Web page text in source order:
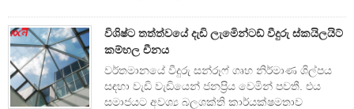
විශිෂ්ට තත්ත්වයේ දැඩි ලැමිෙන්ටඩ් වීදුරු ස්කයිලයිට්
කම්හල චීනය
වර්තමානයේ වීදුරු සන්රූෆ් ගෘහ නිර්මාණ ශිල්පය
සඳහා වැඩි වැඩියෙන් ජනප්‍රිය වෙමින් පවතී. එය
සමාජයට අවශ්‍ය බලශක්ති කාර්යක්ෂමතාව